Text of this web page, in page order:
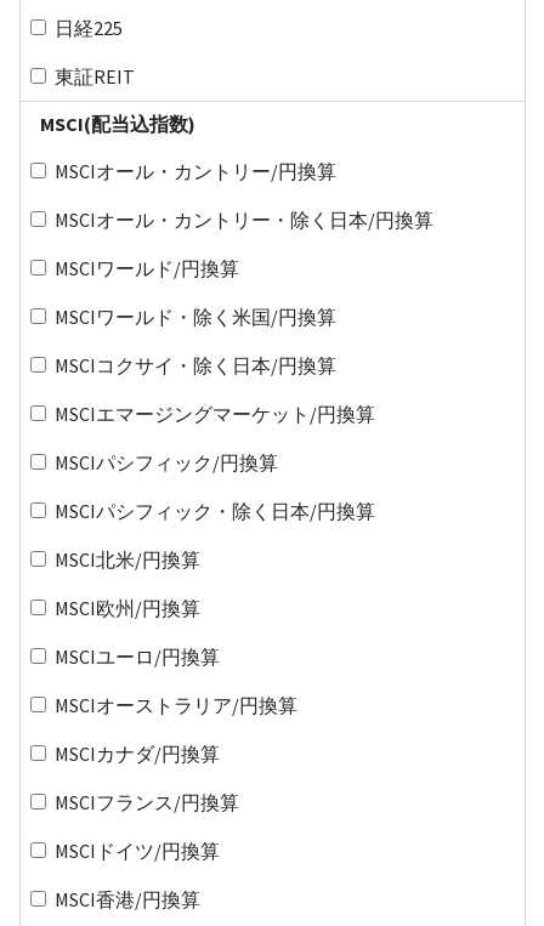
日経225
東証REIT
MSCI(配当込指数)
MSCIオール・カントリー/円換算
MSCIオール・カントリー・除く日本/円換算
MSCIワールド/円換算
MSCIワールド・除く米国/円換算
MSCIコクサイ・除く日本/円換算
MSCIエマージングマーケット/円換算
MSCIパシフィック/円換算
MSCIパシフィック・除く日本/円換算
MSCI北米/円換算
MSCI欧州/円換算
MSCIユーロ/円換算
MSCIオーストラリア/円換算
MSCIカナダ/円換算
MSCIフランス/円換算
MSCIドイツ/円換算
MSCI香港/円換算